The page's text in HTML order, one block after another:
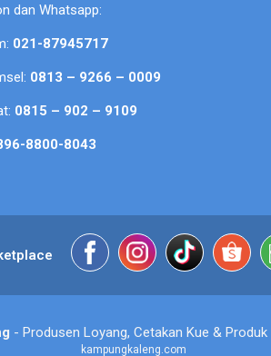
dan Whatsapp:
021-87945717
0813 – 9266 – 0009
0815 – 902 – 9109
8800-8043
- Produsen Loyang, Cetakan Kue &
kampungkaleng.com